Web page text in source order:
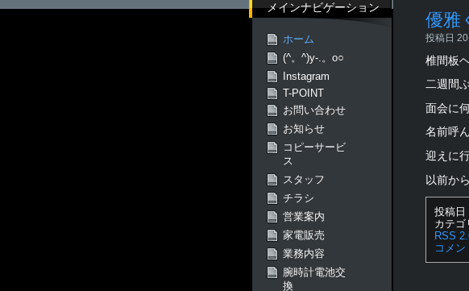
優雅
投稿日
椎間板
二週間
面会に
名前呼
迎えに
以前か
投稿日
カテゴ
RSS
コメン
メインナビゲーション
ホーム
(^。^)y-.。o○
Instagram
T-POINT
お問い合わせ
お知らせ
コピーサービ
ス
スタッフ
チラシ
営業案内
家電販売
業務内容
腕時計電池交
換